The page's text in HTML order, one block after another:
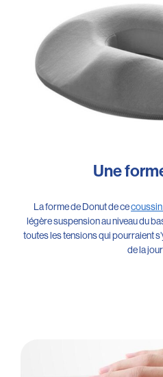
Une
La forme de Donut de cecoussin
légère suspension au niveau du
toutes les tensions qui pourraient
de la